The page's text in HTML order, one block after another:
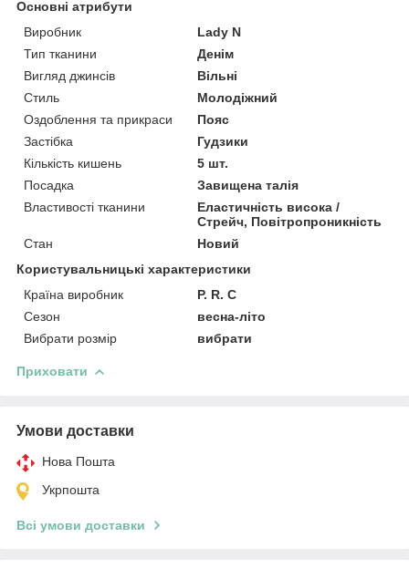
Основні атрибути
Виробник
Lady N
Тип тканини
Денім
Вигляд джинсів
Вільні
Стиль
Молодіжний
Оздоблення та прикраси
Пояс
Застібка
Гудзики
Кількість кишень
5 шт.
Посадка
Завищена талія
Властивості тканини
Еластичність висока /
Стрейч, Повітропроникність
Стан
Новий
Користувальницькі характеристики
Країна виробник
P. R. C
Сезон
весна-літо
Вибрати розмір
вибрати
Приховати
Умови доставки
Нова Пошта
Укрпошта
Всі умови доставки